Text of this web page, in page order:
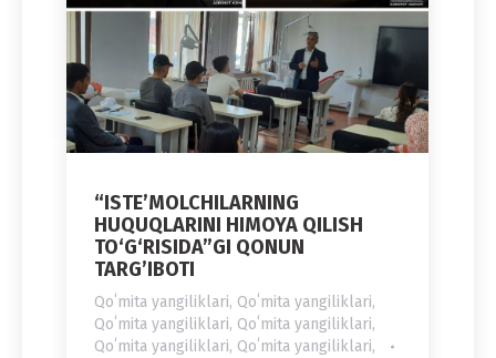
“ISTE’MOLCHILARNING
HUQUQLARINI HIMOYA QILISH
TO‘G‘RISIDA”GI QONUN
TARG’IBOTI
Qoʻmita yangiliklari, Qoʻmita yangiliklari,
Qoʻmita yangiliklari, Qoʻmita yangiliklari,
Qoʻmita yangiliklari, Qoʻmita yangiliklari,